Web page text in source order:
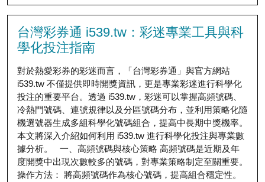
台灣彩券通 i539.tw：彩迷專業工具與科
學化投注指南
對於熱愛彩券的彩迷而言，「台灣彩券通」與官方網站
i539.tw 不僅提供即時開獎資訊，更是專業彩迷進行科學化
投注的重要平台。透過 i539.tw，彩迷可以掌握高頻號碼、
冷熱門號碼、連號規律以及分區號碼分布，並利用策略化隨
機選號器生成多組科學化號碼組合，提高中長期中獎機率。
本文將深入介紹如何利用 i539.tw 進行科學化投注與專業數
據分析。 一、高頻號碼與核心策略 高頻號碼是近期及年
度開獎中出現次數較多的號碼，對專業策略制定至關重要。
操作方法： 將高頻號碼作為核心號碼，提高組合穩定性。